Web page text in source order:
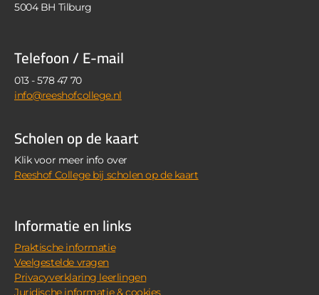
5004 BH Tilburg
Telefoon / E-mail
013 - 578 47 70
info@reeshofcollege.nl
Scholen op de kaart
Klik voor meer info over
Reeshof College bij scholen op de kaart
Informatie en links
Praktische informatie
Veelgestelde vragen
Privacyverklaring leerlingen